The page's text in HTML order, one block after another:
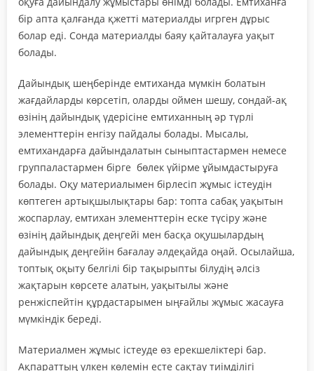
бір апта қалғанда қжетті материалды игрген дұрыс
болар еді. Сонда материалды баяу қайталауға уақыт
болады.
Дайындық шеңберінде емтиханда мүмкін болатын
жағдайларды көрсетіп, оларды оймен шешу, сондай-ақ
өзінің дайындық үдерісіне емтиханның әр түрлі
элементтерін енгізу пайдалы болады. Мысалы,
емтихандарға дайындалатын сыныптастармен немесе
группаластармен бірге бөлек үйірме ұйымдастыруға
болады. Оқу материалымен бірлесіп жұмыс істеудін
көптеген артықшылықтары бар: топта сабақ уақытын
жоспарлау, емтихан элементтерін еске түсіру және
өзінің дайындық деңгейі мен басқа оқушылардың
дайындық деңгейін бағалау әлдеқайда оңай. Осылайша,
топтық оқыту белгілі бір тақырыпты білудің әлсіз
жақтарын көрсете алатын, уақытылы және
ренжіспейтін құрдастарымен ыңғайлы жұмыс жасауға
мүмкіндік береді.
Материалмен жұмыс істеуде өз ерекшеліктері бар.
Ақпараттың үлкен көлемін есте сақтау тиімділігі